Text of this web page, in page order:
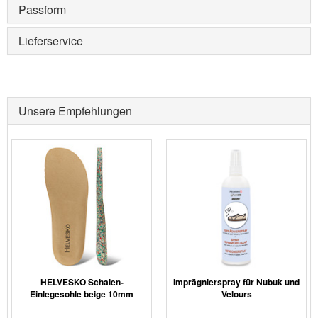
Passform
Lieferservice
Unsere Empfehlungen
HELVESKO Schalen-
Einlegesohle beige 10mm
Imprägnierspray für Nubuk und
Velours